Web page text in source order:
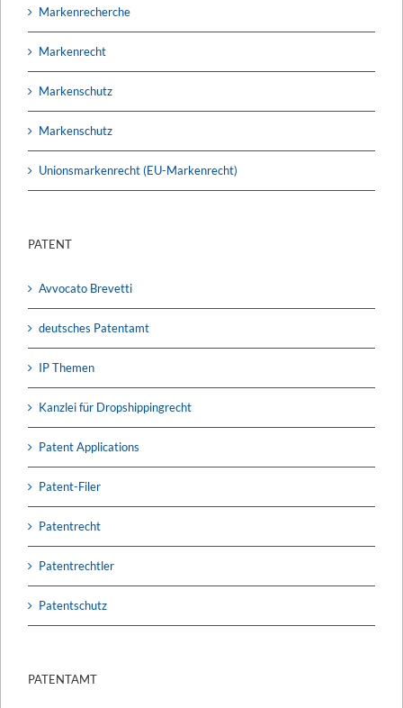
Markenrecherche
Markenrecht
Markenschutz
Markenschutz
Unionsmarkenrecht (EU-Markenrecht)
PATENT
Avvocato Brevetti
deutsches Patentamt
IP Themen
Kanzlei für Dropshippingrecht
Patent Applications
Patent-Filer
Patentrecht
Patentrechtler
Patentschutz
PATENTAMT